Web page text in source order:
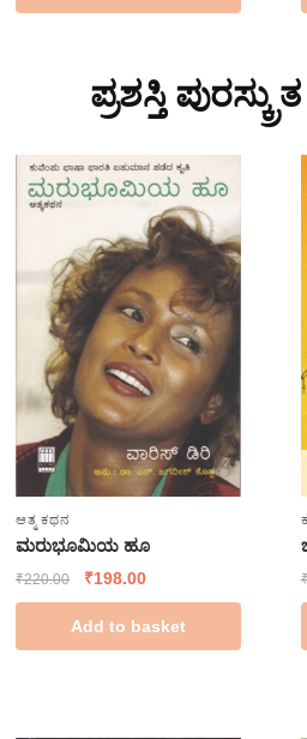
ಪ್ರಶಸ್ತಿ
ಆತ್ಮ ಕಥನ
ಮರುಭೂಮಿಯ ಹೂ
₹220.00 ₹198.00
Add to basket